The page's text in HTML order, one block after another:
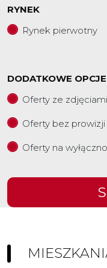
RYNEK
Rynek pierwotny
DODATKOWE OPCJE
Oferty ze zdjęciami
Oferty bez prowizji
Oferty na